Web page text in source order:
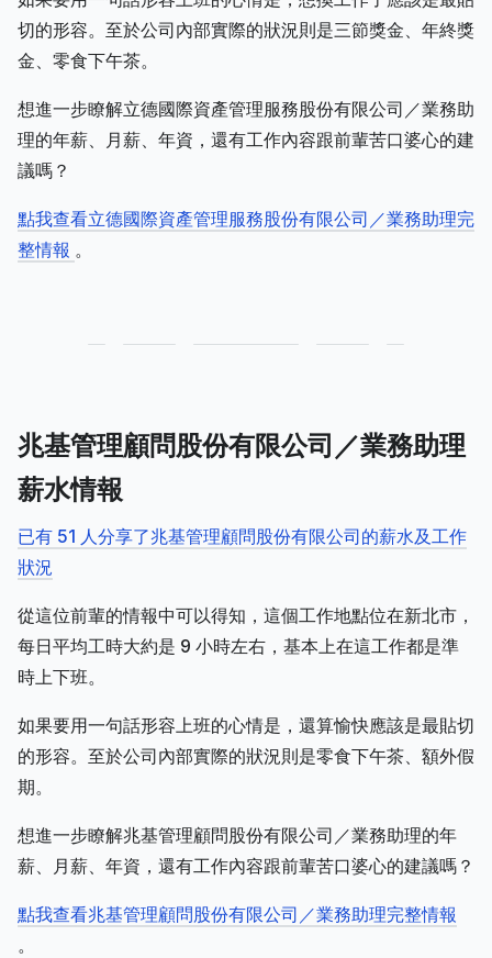
切的形容。至於公司內部實際的狀況則是三節獎金、年終獎
金、零食下午茶。
想進一步瞭解立德國際資產管理服務股份有限公司／業務助
理的年薪、月薪、年資，還有工作內容跟前輩苦口婆心的建
議嗎？
點我查看立德國際資產管理服務股份有限公司／業務助理完
整情報 。
兆基管理顧問股份有限公司／業務助理
薪水情報
已有 51 人分享了兆基管理顧問股份有限公司的薪水及工作
狀況
從這位前輩的情報中可以得知，這個工作地點位在新北市，
每日平均工時大約是 9 小時左右，基本上在這工作都是準
時上下班。
如果要用一句話形容上班的心情是，還算愉快應該是最貼切
的形容。至於公司內部實際的狀況則是零食下午茶、額外假
期。
想進一步瞭解兆基管理顧問股份有限公司／業務助理的年
薪、月薪、年資，還有工作內容跟前輩苦口婆心的建議嗎？
點我查看兆基管理顧問股份有限公司／業務助理完整情報
。